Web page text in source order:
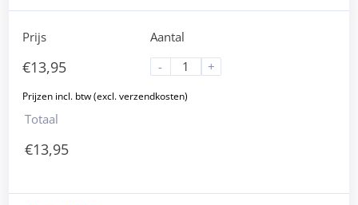
Prijs
€13,95
Aantal
-
+
Totaal
€13,95